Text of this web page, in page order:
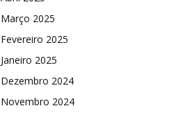
Março 2025
Fevereiro 2025
Janeiro 2025
Dezembro 2024
Novembro 2024